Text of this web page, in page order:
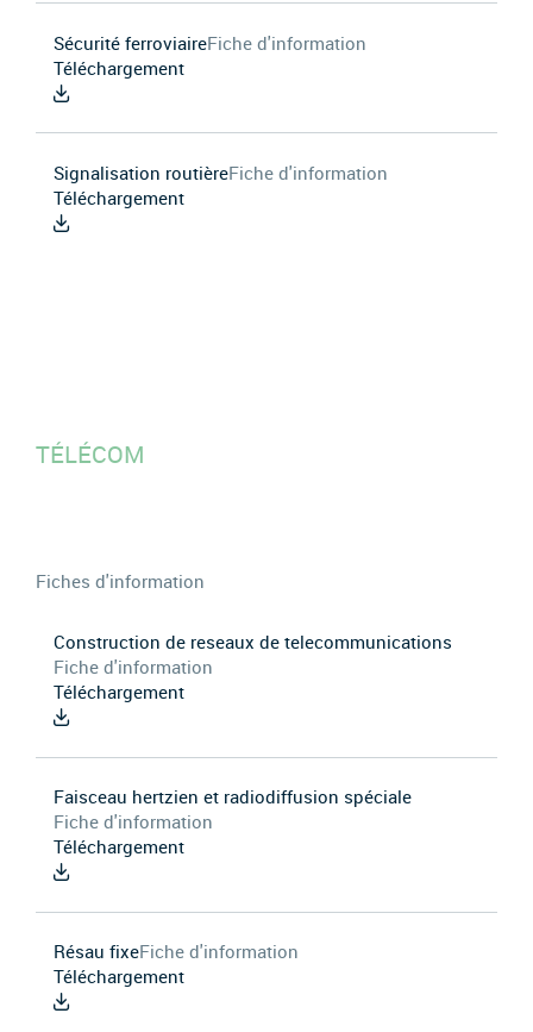
Sécurité ferroviaireFiche d'information
Téléchargement
Signalisation routièreFiche d'information
Téléchargement
TÉLÉCOM
Fiches d'information
Construction de reseaux de telecommunications
Fiche d'information
Téléchargement
Faisceau hertzien et radiodiffusion spéciale
Fiche d'information
Téléchargement
Résau fixeFiche d'information
Téléchargement